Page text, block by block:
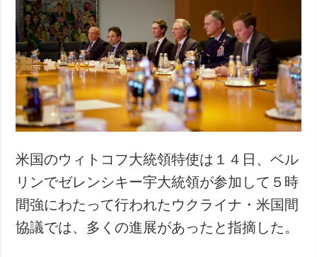
米国のウィトコフ大統領特使は１４日、ベル
リンでゼレンシキー宇大統領が参加して５時
間強にわたって行われたウクライナ・米国間
協議では、多くの進展があったと指摘した。